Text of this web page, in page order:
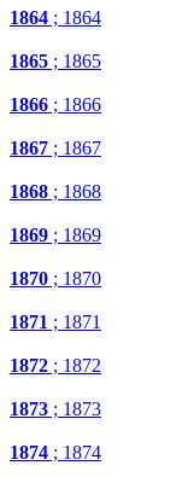
1864 ; 1864
1865 ; 1865
1866 ; 1866
1867 ; 1867
1868 ; 1868
1869 ; 1869
1870 ; 1870
1871 ; 1871
1872 ; 1872
1873 ; 1873
1874 ; 1874